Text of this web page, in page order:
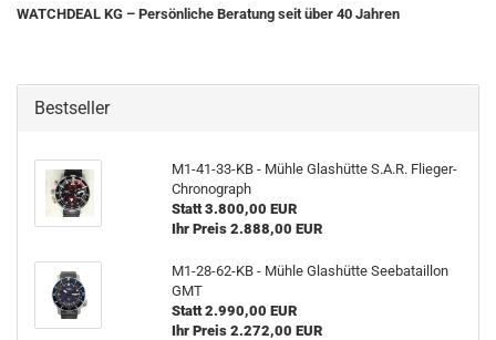
WATCHDEAL KG – Persönliche Beratung seit über 40 Jahren
Bestseller
M1-​41-33-KB - Mühle Glas­hüt­te S.A.R. Flieger-​
Chronograph
Statt 3.800,00 EUR
Ihr Preis 2.888,00 EUR
M1-​28-62-KB - Mühle Glas­hüt­te See­ba­tail­lon
GMT
Statt 2.990,00 EUR
Ihr Preis 2.272,00 EUR